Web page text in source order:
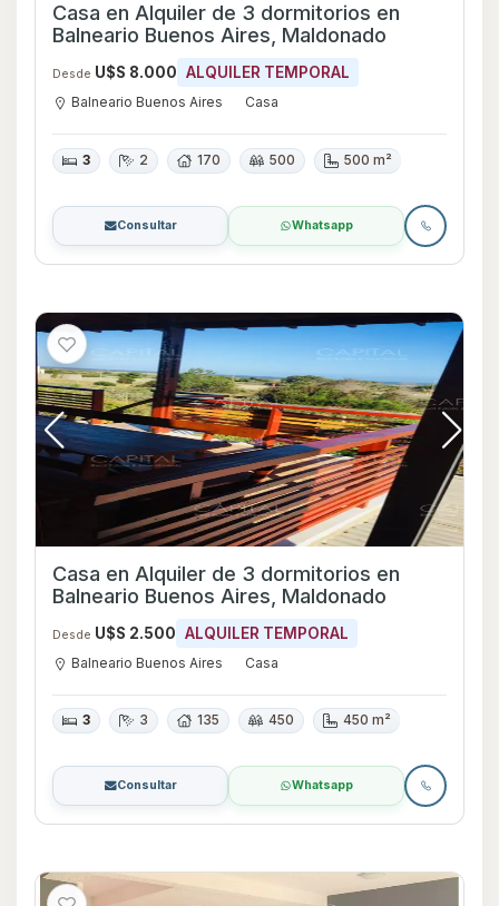
Casa en Alquiler de 3 dormitorios en
Balneario Buenos Aires, Maldonado
Desde U$S 8.000 ALQUILER TEMPORAL
Balneario Buenos Aires Casa
3 2 170 500 500 m²
Consultar Whatsapp
Casa en Alquiler de 3 dormitorios en
Balneario Buenos Aires, Maldonado
Desde U$S 2.500 ALQUILER TEMPORAL
Balneario Buenos Aires Casa
3 3 135 450 450 m²
Consultar Whatsapp